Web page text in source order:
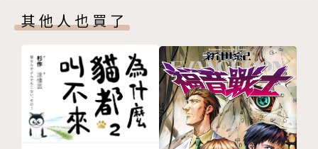
其他人也買了